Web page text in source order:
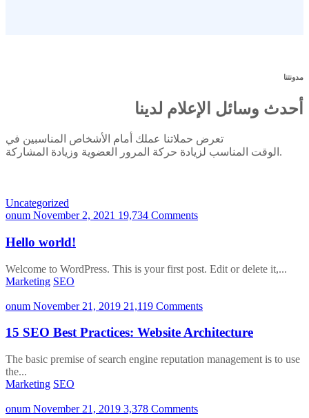
مدونتنا
أحدث وسائل الإعلام لدينا
تعرض حملاتنا عملك أمام الأشخاص المناسبين في
الوقت المناسب لزيادة حركة المرور العضوية وزيادة المشاركة.
Uncategorized
onum November 2, 2021 19,734 Comments
Hello world!
Welcome to WordPress. This is your first post. Edit or delete it,...
Marketing SEO
onum November 21, 2019 21,119 Comments
15 SEO Best Practices: Website Architecture
The basic premise of search engine reputation management is to use
the...
Marketing SEO
onum November 21, 2019 3,378 Comments